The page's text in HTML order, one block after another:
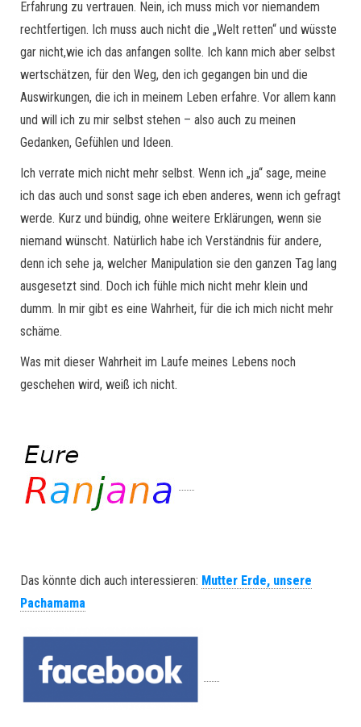
Erfahrung zu vertrauen. Nein, ich muss mich vor niemandem
rechtfertigen. Ich muss auch nicht die „Welt retten“ und wüsste
gar nicht,wie ich das anfangen sollte. Ich kann mich aber selbst
wertschätzen, für den Weg, den ich gegangen bin und die
Auswirkungen, die ich in meinem Leben erfahre. Vor allem kann
und will ich zu mir selbst stehen – also auch zu meinen
Gedanken, Gefühlen und Ideen.
Ich verrate mich nicht mehr selbst. Wenn ich „ja“ sage, meine
ich das auch und sonst sage ich eben anderes, wenn ich gefragt
werde. Kurz und bündig, ohne weitere Erklärungen, wenn sie
niemand wünscht. Natürlich habe ich Verständnis für andere,
denn ich sehe ja, welcher Manipulation sie den ganzen Tag lang
ausgesetzt sind. Doch ich fühle mich nicht mehr klein und
dumm. In mir gibt es eine Wahrheit, für die ich mich nicht mehr
schäme.
Was mit dieser Wahrheit im Laufe meines Lebens noch
geschehen wird, weiß ich nicht.
Das könnte dich auch interessieren: Mutter Erde, unsere
Pachamama